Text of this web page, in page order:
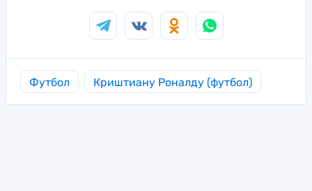
Футбол Криштиану Роналду (футбол)